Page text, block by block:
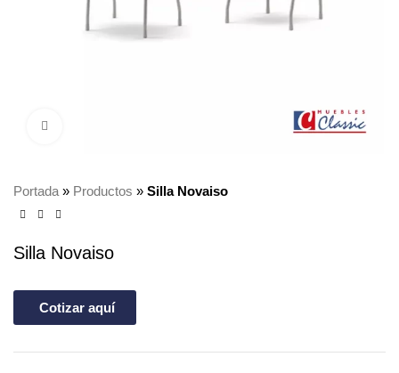
Portada » Productos » Silla Novaiso
Silla Novaiso
Cotizar aquí